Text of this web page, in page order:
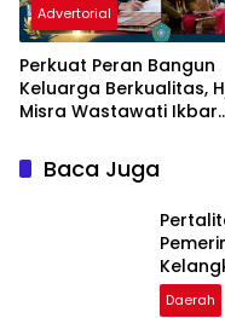
Advertorial
‎Perkuat Peran Bangun
Keluarga Berkualitas,
Misra Wastawati Ikbar
Kecamatan se-Konawe
UtaraBaca Juga
Daerah